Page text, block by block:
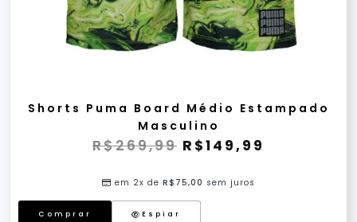
Shorts Puma Board Médio Estampado
Masculino
R$269,99 R$149,99
em 2x de R$ 75,00 sem juros
Comprar Espiar